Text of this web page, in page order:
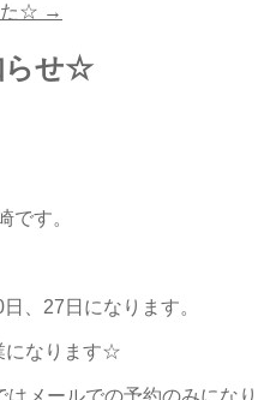
た☆ →
らせ☆
です。
、27日になります。
になります☆
メールでの予約のみになり